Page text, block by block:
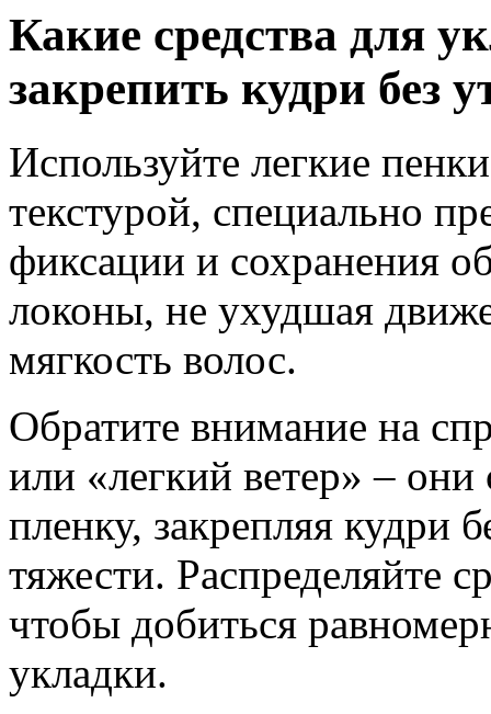
Какие средства для
закрепить кудри без
Используйте легкие
текстурой, специально
фиксации и сохранения
локоны, не ухудшая
мягкость волос.
Обратите внимание на
или «легкий ветер» –
пленку, закрепляя
тяжести. Распределяйте
чтобы добиться
укладки.